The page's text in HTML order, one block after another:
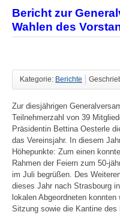
Bericht zur
Wahlen des
Kategorie: Berichte
Zur diesjährigen
Teilnehmerzahl von 39
Präsidentin Bettina Oesterle
das Vereinsjahr. In diesem
Höhepunkte: Zum einen
Rahmen der Feiern zum 50-
im Juli begrüßen. Des
dieses Jahr nach Strasbourg
lokalen Abgeordneten
Sitzung sowie die Kantine des